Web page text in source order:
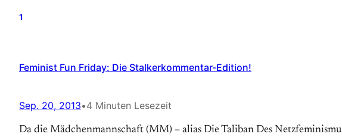
1
Feminist Fun Friday: Die Stalkerkommentar-Edition!
Sep. 20, 2013•4 Minuten Lesezeit
Da die Mädchenmannschaft (MM) – alias Die Taliban Des